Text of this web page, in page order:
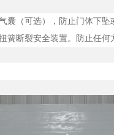
囊（可选），防止门体下
簧断裂安全装置。防止任何